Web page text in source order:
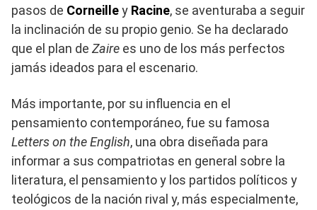
pasos de Corneilley Racine, se aventuraba a seguir
la inclinación de su propio genio. Se ha declarado
que el plan de Zaire es uno de los más perfectos
jamás ideados para el escenario.
Más importante, por su influencia en el
pensamiento contemporáneo, fue su famosa
Letters on the English, una obra diseñada para
informar a sus compatriotas en general sobre la
literatura, el pensamiento y los partidos políticos y
teológicos de la nación rival y, más especialmente,